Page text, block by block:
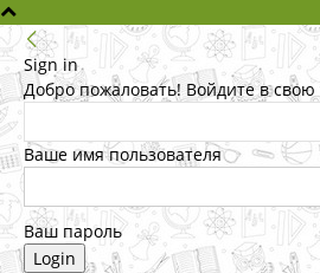
Sign in
Добро пожаловать! Войдите в
Ваше имя пользователя
Ваш пароль